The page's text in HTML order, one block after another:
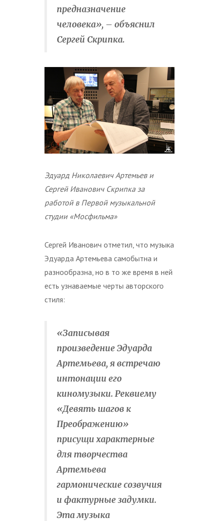
предназначение
человека», – объяснил
Сергей Скрипка.
Эдуард Николаевич Артемьев и
Сергей Иванович Скрипка за
работой в Первой музыкальной
студии «Мосфильма»
Сергей Иванович отметил, что музыка
Эдуарда Артемьева самобытна и
разнообразна, но в то же время в ней
есть узнаваемые черты авторского
стиля:
«Записывая
произведение Эдуарда
Артемьева, я встречаю
интонации его
киномузыки. Реквиему
«Девять шагов к
Преображению»
присущи характерные
для творчества
Артемьева
гармонические созвучия
и фактурные задумки.
Эта музыка